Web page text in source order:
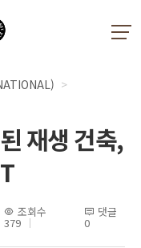
재생 건축,
조회수
379
댓글
0